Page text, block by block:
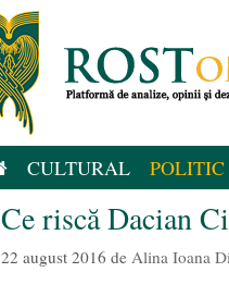
CULTURAL POLITIC
Ce riscă Dacian
22 august 2016 de Alina Ioana